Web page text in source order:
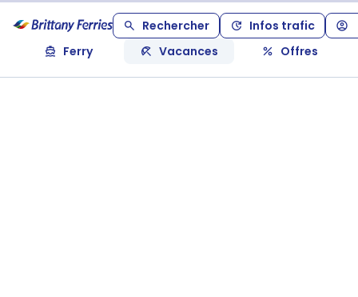
Rechercher
Infos trafic
Ferry
Vacances Offres